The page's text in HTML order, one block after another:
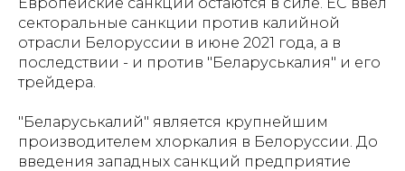
секторальные санкции против калийной
отрасли Белоруссии в июне 2021 года, а в
последствии - и против "Беларуськалия" и его
трейдера.
"Беларуськалий" является крупнейшим
производителем хлоркалия в Белоруссии. До
введения западных санкций предприятие